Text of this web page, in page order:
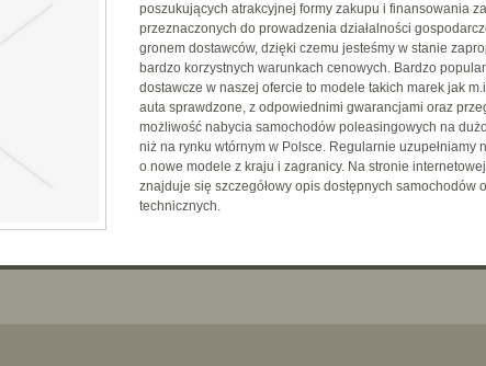
poszukujących atrakcyjnej formy zakupu i finansowania
przeznaczonych do prowadzenia działalności
gronem dostawców, dzięki czemu jesteśmy w stanie
bardzo korzystnych warunkach cenowych. Bardzo
dostawcze w naszej ofercie to modele takich marek jak
auta sprawdzone, z odpowiednimi gwarancjami oraz
możliwość nabycia samochodów poleasingowych na
niż na rynku wtórnym w Polsce. Regularnie uzupełniamy
o nowe modele z kraju i zagranicy. Na stronie
znajduje się szczegółowy opis dostępnych samochodów
technicznych.